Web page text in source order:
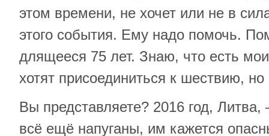
этом времени, не хочет или не в
этого события. Ему надо помочь.
длящееся 75 лет. Знаю, что есть
хотят присоединиться к шествию, но
Вы представляете? 2016 год,
всё ещё напуганы, им кажется